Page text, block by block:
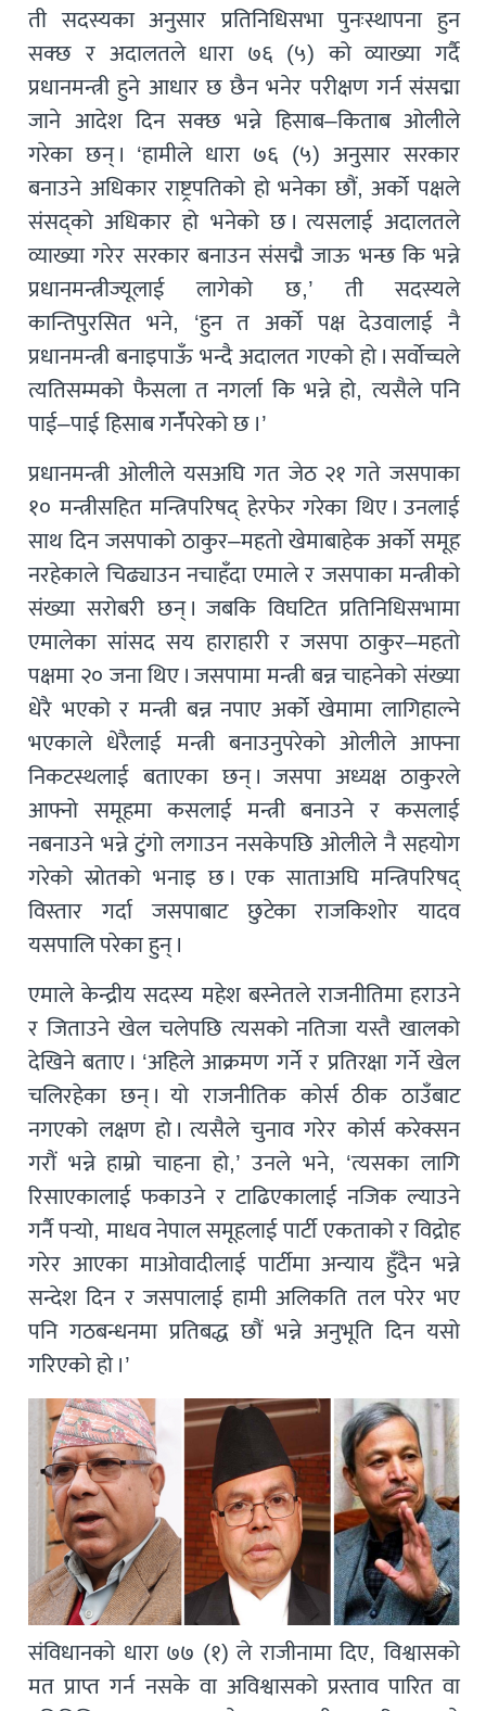
ती सदस्यका अनुसार प्रतिनिधिसभा पुनःस्थापना हुन
सक्छ र अदालतले धारा ७६ (५) को व्याख्या गर्दै
प्रधानमन्त्री हुने आधार छ छैन भनेर परीक्षण गर्न संसद्मा
जाने आदेश दिन सक्छ भन्ने हिसाब–किताब ओलीले
गरेका छन् । ‘हामीले धारा ७६ (५) अनुसार सरकार
बनाउने अधिकार राष्ट्रपतिको हो भनेका छौं, अर्को पक्षले
संसद्को अधिकार हो भनेको छ । त्यसलाई अदालतले
व्याख्या गरेर सरकार बनाउन संसद्मै जाऊ भन्छ कि भन्ने
प्रधानमन्त्रीज्यूलाई लागेको छ,’ ती सदस्यले
कान्तिपुरसित भने, ‘हुन त अर्को पक्ष देउवालाई नै
प्रधानमन्त्री बनाइपाऊँ भन्दै अदालत गएको हो । सर्वोच्चले
त्यतिसम्मको फैसला त नगर्ला कि भन्ने हो, त्यसैले पनि
पाई–पाई हिसाब गर्नॅपरेको छ ।’
प्रधानमन्त्री ओलीले यसअघि गत जेठ २१ गते जसपाका
१० मन्त्रीसहित मन्त्रिपरिषद् हेरफेर गरेका थिए । उनलाई
साथ दिन जसपाको ठाकुर–महतो खेमाबाहेक अर्को समूह
नरहेकाले चिढ्याउन नचाहँदा एमाले र जसपाका मन्त्रीको
संख्या सरोबरी छन् । जबकि विघटित प्रतिनिधिसभामा
एमालेका सांसद सय हाराहारी र जसपा ठाकुर–महतो
पक्षमा २० जना थिए । जसपामा मन्त्री बन्न चाहनेको संख्या
धेरै भएको र मन्त्री बन्न नपाए अर्को खेमामा लागिहाल्ने
भएकाले धेरैलाई मन्त्री बनाउनुपरेको ओलीले आफ्ना
निकटस्थलाई बताएका छन् । जसपा अध्यक्ष ठाकुरले
आफ्नो समूहमा कसलाई मन्त्री बनाउने र कसलाई
नबनाउने भन्ने टुंगो लगाउन नसकेपछि ओलीले नै सहयोग
गरेको स्रोतको भनाइ छ । एक साताअघि मन्त्रिपरिषद्
विस्तार गर्दा जसपाबाट छुटेका राजकिशोर यादव
यसपालि परेका हुन् ।
एमाले केन्द्रीय सदस्य महेश बस्नेतले राजनीतिमा हराउने
र जिताउने खेल चलेपछि त्यसको नतिजा यस्तै खालको
देखिने बताए । ‘अहिले आक्रमण गर्ने र प्रतिरक्षा गर्ने खेल
चलिरहेका छन् । यो राजनीतिक कोर्स ठीक ठाउँबाट
नगएको लक्षण हो । त्यसैले चुनाव गरेर कोर्स करेक्सन
गरौं भन्ने हाम्रो चाहना हो,’ उनले भने, ‘त्यसका लागि
रिसाएकालाई फकाउने र टाढिएकालाई नजिक ल्याउने
गर्नै पर्‍यो, माधव नेपाल समूहलाई पार्टी एकताको र विद्रोह
गरेर आएका माओवादीलाई पार्टीमा अन्याय हुँदैन भन्ने
सन्देश दिन र जसपालाई हामी अलिकति तल परेर भए
पनि गठबन्धनमा प्रतिबद्ध छौं भन्ने अनुभूति दिन यसो
गरिएको हो ।’
संविधानको धारा ७७ (१) ले राजीनामा दिए, विश्वासको
मत प्राप्त गर्न नसके वा अविश्वासको प्रस्ताव पारित वा